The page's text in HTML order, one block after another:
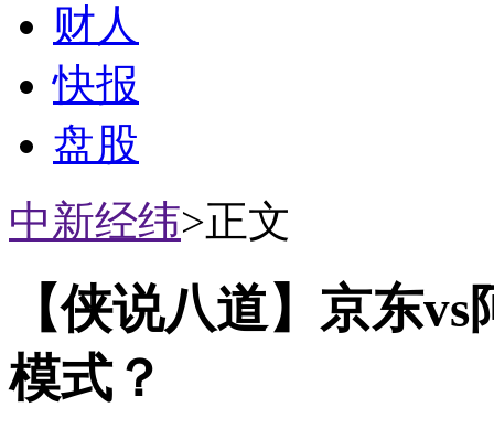
财人
快报
盘股
中新经纬>正文
【侠说八道】京东
模式？